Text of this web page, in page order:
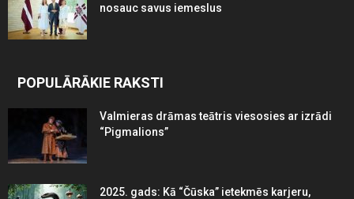
nosauc savus iemeslus
POPULĀRĀKIE RAKSTI
Valmieras drāmas teātris viesosies ar izrādi
“Pigmalions”
2025. gads: Kā “Čūska” ietekmēs karjeru,